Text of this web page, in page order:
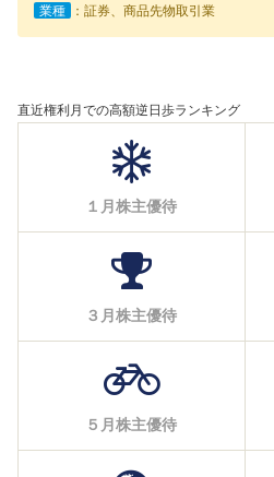
業種
：証券、商品先物取引業
直近権利月での高額逆日歩ランキング
１月株主優待
３月株主優待
５月株主優待